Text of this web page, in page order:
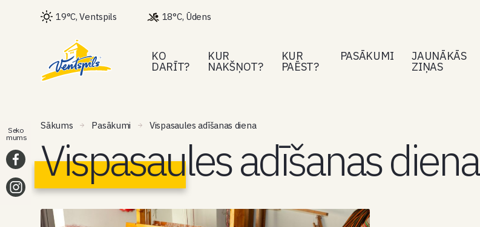
19°C, Ventspils 18°C, Ūdens
KO
DARĪT?
KUR
NAKŠŅOT?
KUR
PAĒST?
PASĀKUMI JAUNĀKĀS
ZIŅAS
Sākums Pasākumi Vispasaules adīšanas diena
Vispasaules adīšanas diena
Seko
mums